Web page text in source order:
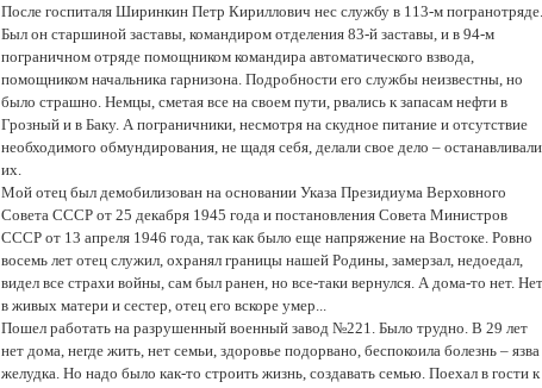
После госпиталя Ширинкин Петр Кириллович нес службу в 113-м погранотряде.
Был он старшиной заставы, командиром отделения 83-й заставы, и в 94-м
пограничном отряде помощником командира автоматического взвода,
помощником начальника гарнизона. Подробности его службы неизвестны, но
было страшно. Немцы, сметая все на своем пути, рвались к запасам нефти в
Грозный и в Баку. А пограничники, несмотря на скудное питание и отсутствие
необходимого обмундирования, не щадя себя, делали свое дело – останавливали
их.
Мой отец был демобилизован на основании Указа Президиума Верховного
Совета СССР от 25 декабря 1945 года и постановления Совета Министров
СССР от 13 апреля 1946 года, так как было еще напряжение на Востоке. Ровно
восемь лет отец служил, охранял границы нашей Родины, замерзал, недоедал,
видел все страхи войны, сам был ранен, но все-таки вернулся. А дома-то нет. Нет
в живых матери и сестер, отец его вскоре умер...
Пошел работать на разрушенный военный завод №221. Было трудно. В 29 лет
нет дома, негде жить, нет семьи, здоровье подорвано, беспокоила болезнь – язва
желудка. Но надо было как-то строить жизнь, создавать семью. Поехал в гости к